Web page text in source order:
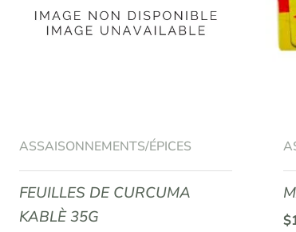
ASSAISONNEMENTS/ÉPICES
FEUILLES DE CURCUMA
KABLÈ 35G
$